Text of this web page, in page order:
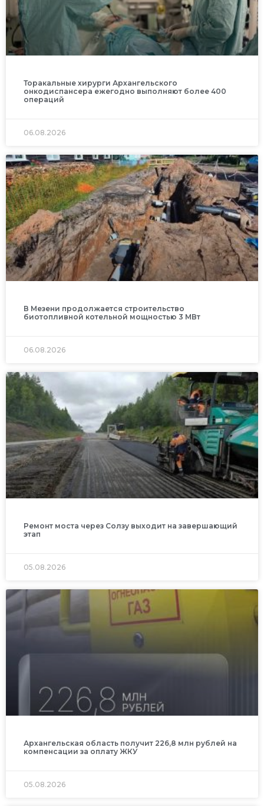
Торакальные хирурги Архангельского
онкодиспансера ежегодно выполняют более 400
операций
06.08.2026
В Мезени продолжается строительство
биотопливной котельной мощностью 3 МВт
06.08.2026
Ремонт моста через Солзу выходит на завершающий
этап
05.08.2026
Архангельская область получит 226,8 млн рублей на
компенсации за оплату ЖКУ
05.08.2026